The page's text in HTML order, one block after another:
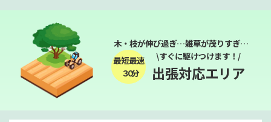
木・枝が伸び過ぎ…雑草が茂りすぎ…
最短最速
３０分
\すぐに駆けつけます！/
出張対応エリア